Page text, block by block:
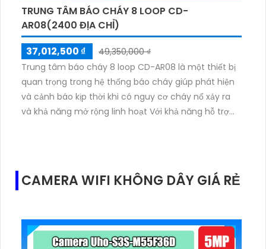
TRUNG TÂM BÁO CHÁY 8 LOOP CD-
AR08(2400 ĐỊA CHỈ)
37,012,500 ₫
49,350,000 ₫
Trung tâm báo cháy 8 loop CD-AR08 là một thiết bị
quan trọng trong hệ thống báo cháy giúp phát hiện
và cảnh báo kịp thời khi có nguy cơ cháy nổ xảy ra
và khả năng mở rộng linh hoạt Với khả năng hỗ trợ
CAMERA WIFI KHÔNG DÂY GIÁ RẺ